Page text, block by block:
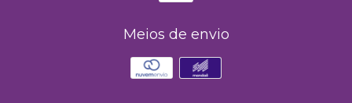
Meios de envio